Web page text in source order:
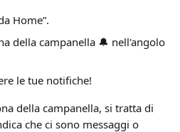
Home”.
della campanella 🔔 nell'angolo
le tue notifiche!
della campanella, si tratta di
che ci sono messaggi o